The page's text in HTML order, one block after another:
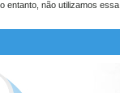
entanto, não utilizamos